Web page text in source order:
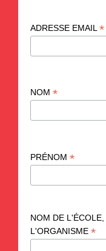
ADRESSE EMAIL *
NOM *
PRÉNOM *
NOM DE
L'ORGANISME *